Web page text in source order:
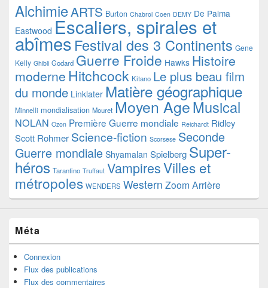
AlchimieARTS Burton Chabrol Coen DEMY De Palma
Eastwood Escaliers, spirales et
abîmesFestival des 3 Continents Gene
Kelly Ghibli Godard Guerre Froide Hawks Histoire
moderne Hitchcock Kitano Le plus beau film
du monde Linklater Matière géographique
Minnelli mondialisation Mouret Moyen AgeMusical
NOLAN Ozon Première Guerre mondiale Reichardt Ridley
Scott Rohmer Science-fiction Scorsese Seconde
Guerre mondiale Shyamalan Spielberg Super-
héros Tarantino Truffaut VampiresVilles et
métropoles WENDERS Western Zoom Arrière
Méta
Connexion
Flux des publications
Flux des commentaires